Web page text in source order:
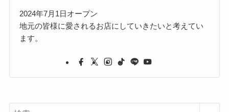
2024年7月1日オープン
地元の皆様に愛されるお店にしていきたいと考えてい
ます。